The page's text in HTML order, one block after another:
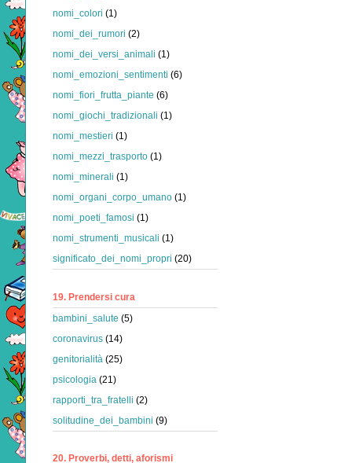
nomi_colori (1)
nomi_dei_rumori (2)
nomi_dei_versi_animali (1)
nomi_emozioni_sentimenti (6)
nomi_fiori_frutta_piante (6)
nomi_giochi_tradizionali (1)
nomi_mestieri (1)
nomi_mezzi_trasporto (1)
nomi_minerali (1)
nomi_organi_corpo_umano (1)
nomi_poeti_famosi (1)
nomi_strumenti_musicali (1)
significato_dei_nomi_propri (20)
19. Prendersi cura
bambini_salute (5)
coronavirus (14)
genitorialità (25)
psicologia (21)
rapporti_tra_fratelli (2)
solitudine_dei_bambini (9)
20. Proverbi, detti, aforismi